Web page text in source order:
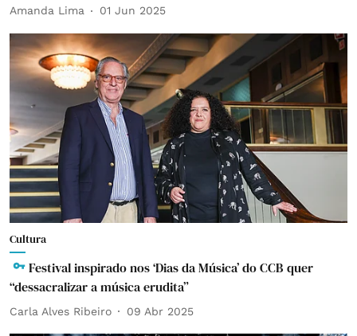
Amanda Lima 01 Jun 2025
Cultura
Festival inspirado nos ‘Dias da Música’ do CCB quer
“dessacralizar a música erudita”
Carla Alves Ribeiro 09 Abr 2025